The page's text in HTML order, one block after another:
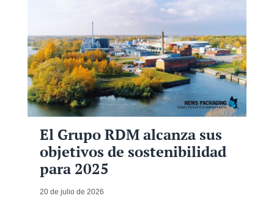
El Grupo RDM alcanza sus
objetivos de sostenibilidad
para 2025
20 de julio de 2026